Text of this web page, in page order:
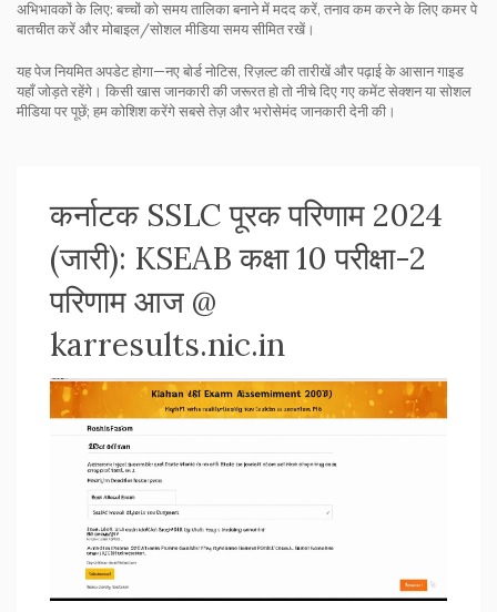
अभिभावकों के लिए: बच्चों को समय तालिका बनाने में मदद करें, तनाव कम करने के लिए कमर पे
बातचीत करें और मोबाइल/सोशल मीडिया समय सीमित रखें।
यह पेज नियमित अपडेट होगा—नए बोर्ड नोटिस, रिज़ल्ट की तारीखें और पढ़ाई के आसान गाइड
यहाँ जोड़ते रहेंगे। किसी खास जानकारी की जरूरत हो तो नीचे दिए गए कमेंट सेक्शन या सोशल
मीडिया पर पूछें; हम कोशिश करेंगे सबसे तेज़ और भरोसेमंद जानकारी देनी की।
कर्नाटक SSLC पूरक परिणाम 2024
(जारी): KSEAB कक्षा 10 परीक्षा-2
परिणाम आज @
karresults.nic.in